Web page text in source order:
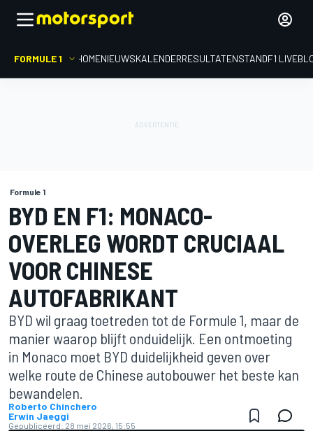
FORMULE 1 HOMENIEUWSKALENDERRESULTATENSTANDF1
Formule 1
BYD EN F1: MONACO-
OVERLEG WORDT CRUCIAAL
VOOR CHINESE
AUTOFABRIKANT
BYD wil graag toetreden tot de Formule 1, maar de
manier waarop blijft onduidelijk. Een ontmoeting
in Monaco moet BYD duidelijkheid geven over
welke route de Chinese autobouwer het beste kan
bewandelen.
Roberto Chinchero
Erwin Jaeggi
Gepubliceerd: 28 mei 2026, 15:55